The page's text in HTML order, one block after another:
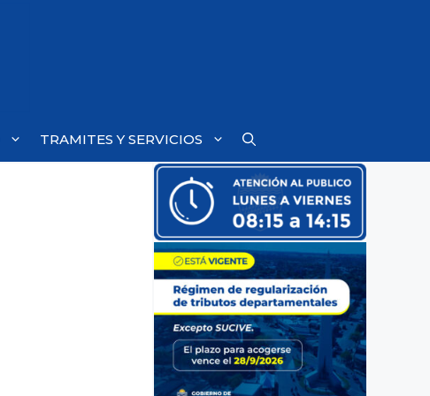
TRAMITES Y SERVICIOS